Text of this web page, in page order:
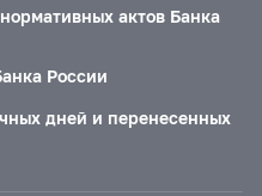
актов Банка
России
дней и перенесенных